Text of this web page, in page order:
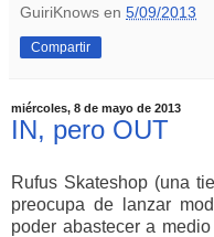
GuiriKnows en 5/09/2013
Compartir
miércoles, 8 de mayo de 2013
IN, pero OUT
Rufus Skateshop (una
preocupa de lanzar
poder abastecer a